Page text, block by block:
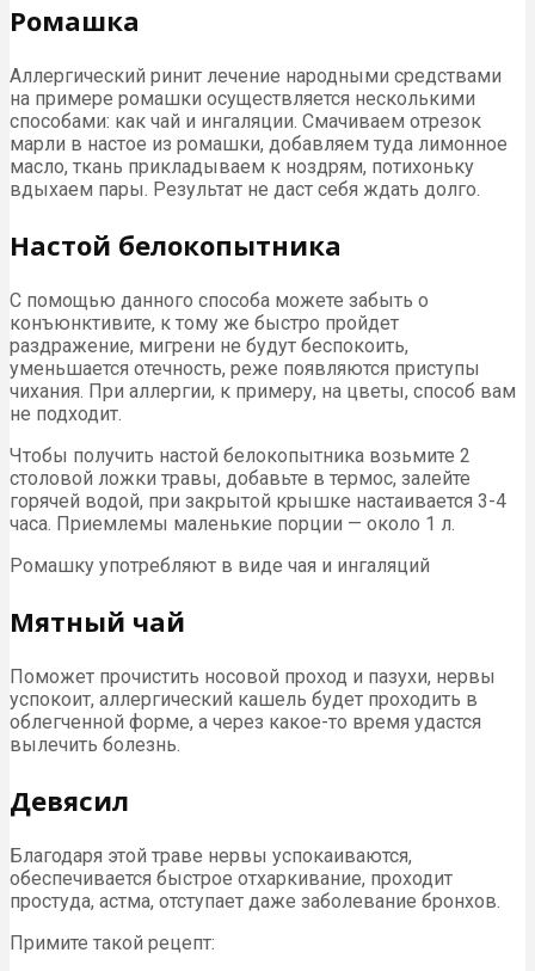
Ромашка
Аллергический ринит лечение народными средствами
на примере ромашки осуществляется несколькими
способами: как чай и ингаляции. Смачиваем отрезок
марли в настое из ромашки, добавляем туда лимонное
масло, ткань прикладываем к ноздрям, потихоньку
вдыхаем пары. Результат не даст себя ждать долго.
Настой белокопытника
С помощью данного способа можете забыть о
конъюнктивите, к тому же быстро пройдет
раздражение, мигрени не будут беспокоить,
уменьшается отечность, реже появляются приступы
чихания. При аллергии, к примеру, на цветы, способ вам
не подходит.
Чтобы получить настой белокопытника возьмите 2
столовой ложки травы, добавьте в термос, залейте
горячей водой, при закрытой крышке настаивается 3-4
часа. Приемлемы маленькие порции — около 1 л.
Ромашку употребляют в виде чая и ингаляций
Мятный чай
Поможет прочистить носовой проход и пазухи, нервы
успокоит, аллергический кашель будет проходить в
облегченной форме, а через какое-то время удастся
вылечить болезнь.
Девясил
Благодаря этой траве нервы успокаиваются,
обеспечивается быстрое отхаркивание, проходит
простуда, астма, отступает даже заболевание бронхов.
Примите такой рецепт: